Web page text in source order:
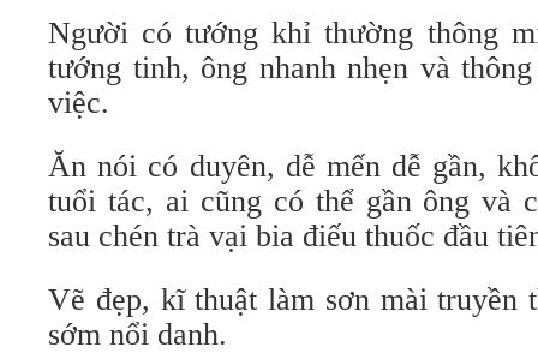
Người có tướng khỉ thường thông
tướng tinh, ông nhanh nhẹn và
việc.
Ăn nói có duyên, dễ mến dễ gần,
tuổi tác, ai cũng có thể gần ông và
sau chén trà vại bia điếu thuốc đầu
Vẽ đẹp, kĩ thuật làm sơn mài truyền
sớm nổi danh.